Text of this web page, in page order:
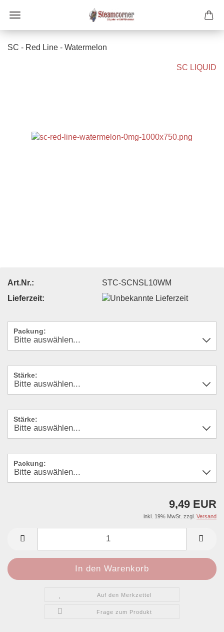
SC - Red Line - Watermelon
SC LIQUID
Art.Nr.:
STC-SCNSL10WM
Lieferzeit:
Packung:
Stärke:
Stärke:
Packung:
9,49 EUR
inkl. 19% MwSt. zzgl. Versand
Auf den Merkzettel
Frage zum Produkt